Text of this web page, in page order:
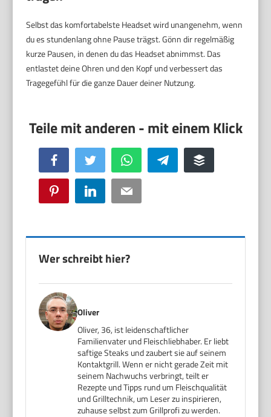
Selbst das komfortabelste Headset wird unangenehm, wenn
du es stundenlang ohne Pause trägst. Gönn dir regelmäßig
kurze Pausen, in denen du das Headset abnimmst. Das
entlastet deine Ohren und den Kopf und verbessert das
Tragegefühl für die ganze Dauer deiner Nutzung.
Facebook Twitter WhatsApp Telegram Buffer
Pinterest LinkedIn Email
Wer schreibt hier?
Oliver
Oliver, 36, ist leidenschaftlicher
Familienvater und Fleischliebhaber. Er liebt
saftige Steaks und zaubert sie auf seinem
Kontaktgrill. Wenn er nicht gerade Zeit mit
seinem Nachwuchs verbringt, teilt er
Rezepte und Tipps rund um Fleischqualität
und Grilltechnik, um Leser zu inspirieren,
zuhause selbst zum Grillprofi zu werden.